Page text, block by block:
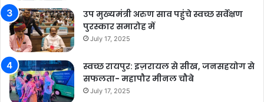
उप मुख्यमंत्री अरुण साव पहुंचे स्वच्छ सर्वेक्षण
पुरस्कार समारोह में
July 17, 2025
स्वच्छ रायपुर: इज़रायल से सीख, जनसहयोग से
सफलता- महापौर मीनल चौबे
July 17, 2025